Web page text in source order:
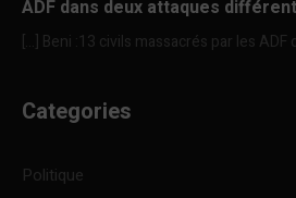
ADF dans deux attaques
[…] Beni :13 civils massacrés par les ADF
Categories
Politique